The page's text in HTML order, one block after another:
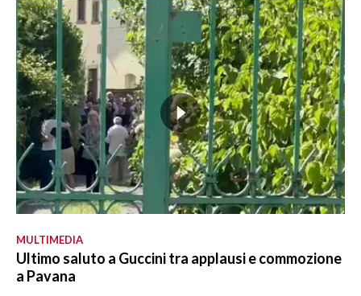
MULTIMEDIA
Ultimo saluto a Guccini tra applausi e commozione
a Pavana